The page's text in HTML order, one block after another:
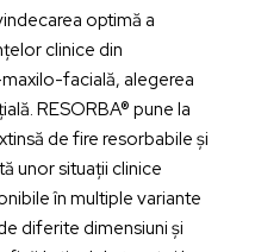
optimă a
clinice din
facială, alegerea
RESORBA® pune la
de fire resorbabile și
unor situații clinice
în multiple variante
diferite dimensiuni și